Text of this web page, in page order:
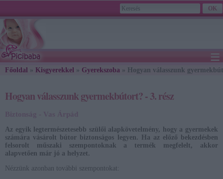
≡
Főoldal » Kisgyerekkel » Gyerekszoba » Hogyan válasszunk
2026. August 07., Friday - Ibolya napja
Hogyan válasszunk gyermekbútort? - 3. rész
Az egyik legtermészetesebb szülői alapkövetelmény, hogy a gyermekek
számára vásárolt bútor biztonságos legyen. Ha az előző bekezdésben
felsorolt műszaki szempontoknak a termék megfelelt, akkor
alapvetően már jó a helyzet.
Nézzünk azonban további szempontokat: